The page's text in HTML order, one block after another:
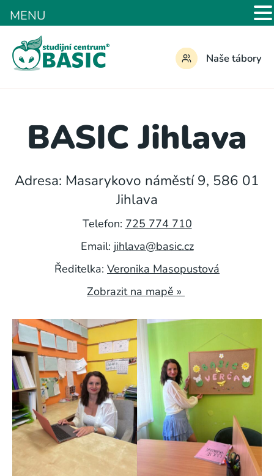
Naše tábory
BASIC Jihlava
Adresa: Masarykovo náměstí 9, 586 01
Jihlava
Telefon: 725 774 710
Email: jihlava@basic.cz
Ředitelka: Veronika Masopustová
Zobrazit na mapě »
MENU